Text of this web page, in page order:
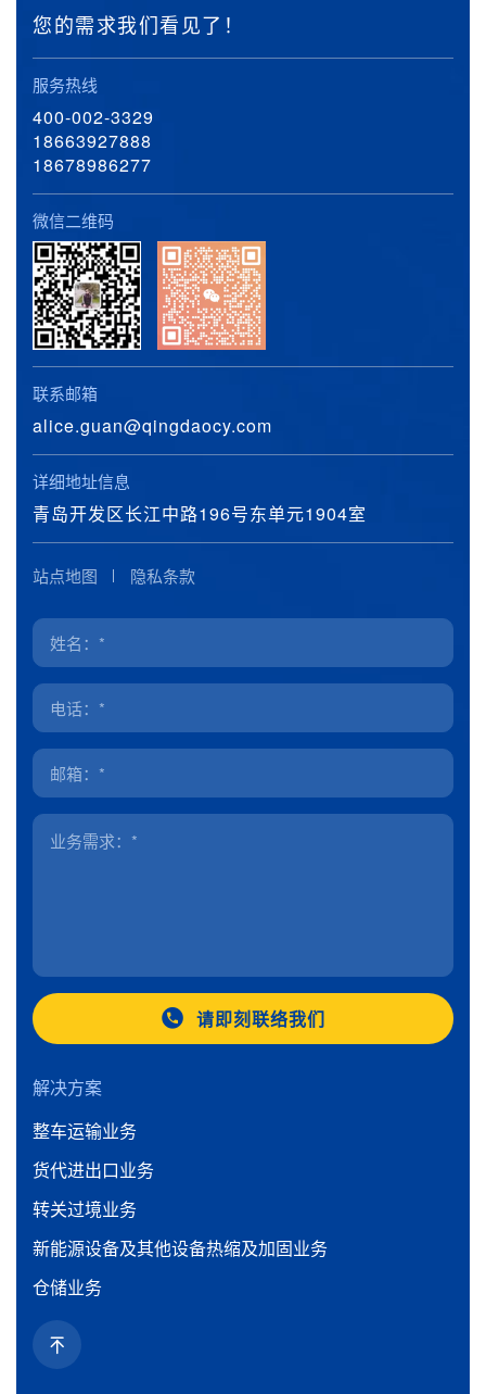
您的需求我们看见了！
服务热线
400-002-3329
18663927888
18678986277
微信二维码
联系邮箱
alice.guan@qingdaocy.com
详细地址信息
青岛开发区长江中路196号东单元1904室
站点地图 隐私条款
请即刻联络我们
解决方案
整车运输业务
货代进出口业务
转关过境业务
新能源设备及其他设备热缩及加固业务
仓储业务